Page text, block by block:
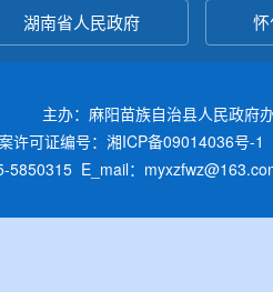
湖南省人民政府
主办：麻阳苗族自治县人民政
许可证编号：湘ICP备09014036号-1
5850315 E_mail：